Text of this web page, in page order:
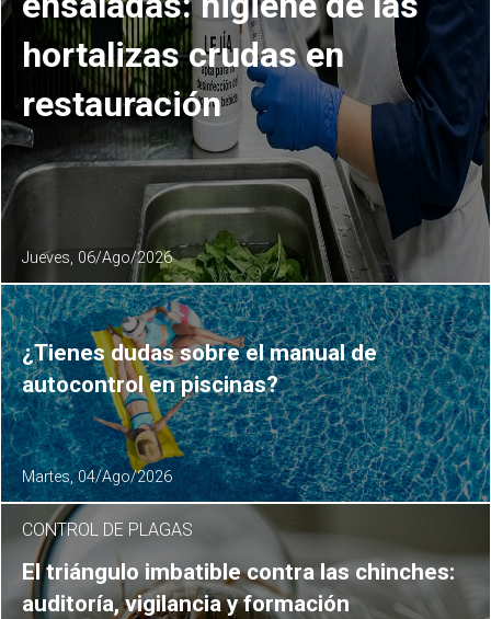
hortalizas crudas en
restauración
Jueves, 06/Ago/2026
¿Tienes dudas sobre el manual de
autocontrol en piscinas?
Martes, 04/Ago/2026
CONTROL DE PLAGAS
El triángulo imbatible contra las chinches:
auditoría, vigilancia y formación